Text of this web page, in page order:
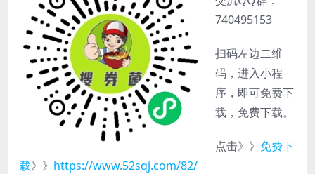
740495153
扫码左边二维
码，进入小程
序，即可免费下
载，免费下载。
点击》》 免费下
载》》 https://www.52sqj.com/82/